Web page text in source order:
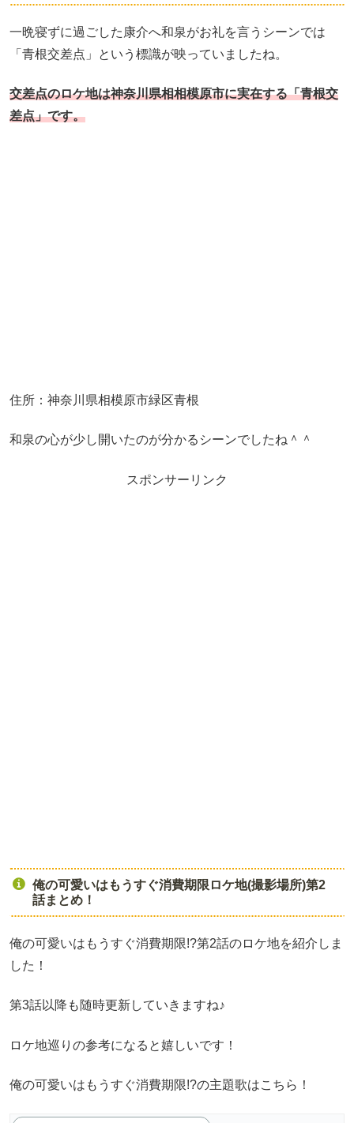
一晩寝ずに過ごした康介へ和泉がお礼を言うシーンでは
「青根交差点」という標識が映っていましたね。
交差点のロケ地は神奈川県相相模原市に実在する「青根交
差点」です。
住所：神奈川県相模原市緑区青根
和泉の心が少し開いたのが分かるシーンでしたね＾＾
スポンサーリンク
俺の可愛いはもうすぐ消費期限ロケ地(撮影場所)第2
話まとめ！
俺の可愛いはもうすぐ消費期限!?第2話のロケ地を紹介しま
した！
第3話以降も随時更新していきますね♪
ロケ地巡りの参考になると嬉しいです！
俺の可愛いはもうすぐ消費期限!?の主題歌はこちら！